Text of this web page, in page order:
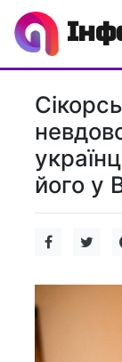
його у